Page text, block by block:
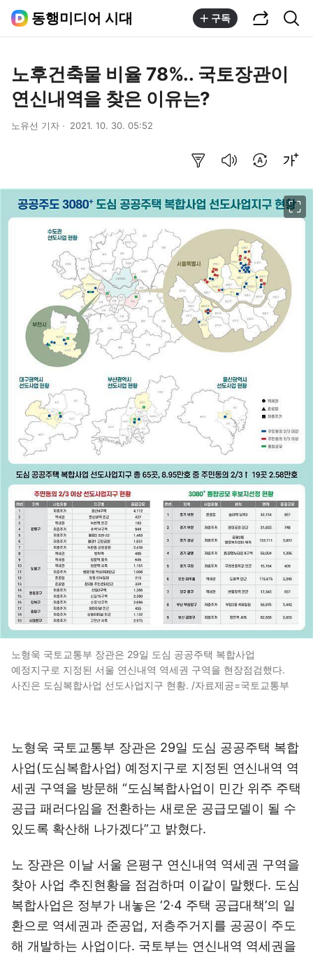
동행미디어 시대 구독
노후건축물 비율 78%.. 국토장관이
연신내역을 찾은 이유는?
노유선 기자 2021. 10. 30. 05:52
노형욱 국토교통부 장관은 29일 도심 공공주택 복합사업
예정지구로 지정된 서울 연신내역 역세권 구역을 현장점검했다.
사진은 도심복합사업 선도사업지구 현황. /자료제공=국토교통부
노형욱 국토교통부 장관은 29일 도심 공공주택 복합
사업(도심복합사업) 예정지구로 지정된 연신내역 역
세권 구역을 방문해 “도심복합사업이 민간 위주 주택
공급 패러다임을 전환하는 새로운 공급모델이 될 수
있도록 확산해 나가겠다”고 밝혔다.
노 장관은 이날 서울 은평구 연신내역 역세권 구역을
찾아 사업 추진현황을 점검하며 이같이 말했다. 도심
복합사업은 정부가 내놓은 ‘2·4 주택 공급대책’의 일
환으로 역세권과 준공업, 저층주거지를 공공이 주도
해 개발하는 사업이다. 국토부는 연신내역 역세권을